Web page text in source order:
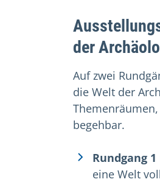
der
Auf zwei
die Welt der
begehbar.
Rundgang 1
eine Welt